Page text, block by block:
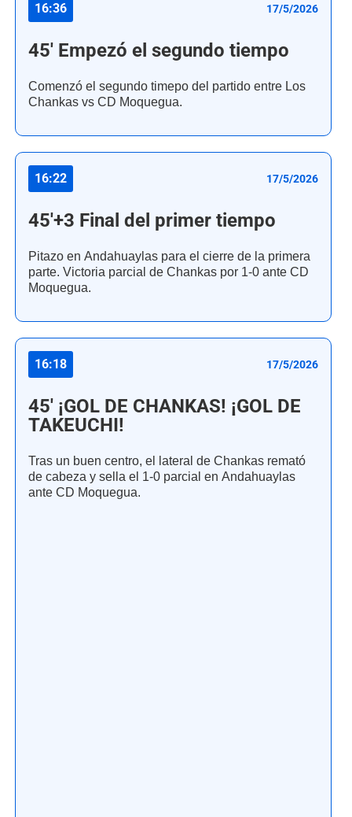
16:36 17/5/2026
45' Empezó el segundo tiempo
Comenzó el segundo timepo del partido entre Los
Chankas vs CD Moquegua.
16:22 17/5/2026
45'+3 Final del primer tiempo
Pitazo en Andahuaylas para el cierre de la primera
parte. Victoria parcial de Chankas por 1-0 ante CD
Moquegua.
16:18 17/5/2026
45' ¡GOL DE CHANKAS! ¡GOL DE
TAKEUCHI!
Tras un buen centro, el lateral de Chankas remató
de cabeza y sella el 1-0 parcial en Andahuaylas
ante CD Moquegua.